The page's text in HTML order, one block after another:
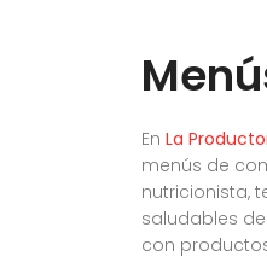
En La
menús de
nutricionista,
saludables
con